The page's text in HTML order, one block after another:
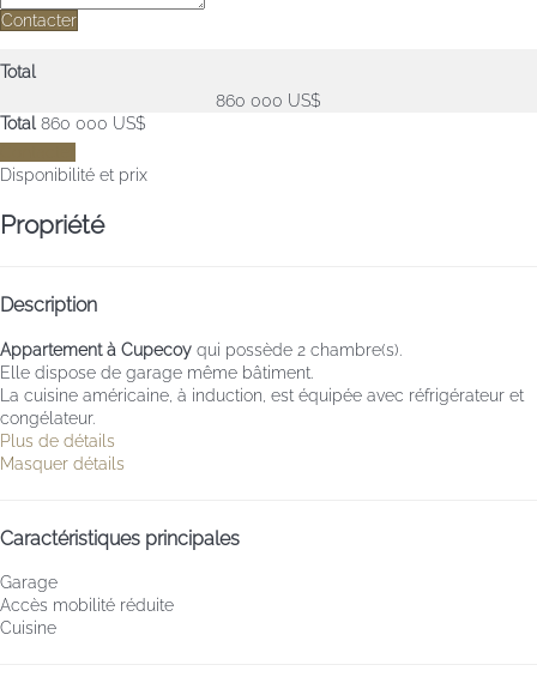
Contacter
Total
860 000 US$
Total 860 000 US$
Disponibilité et prix
Propriété
Description
Appartement à Cupecoy qui possède 2 chambre(s).
Elle dispose de garage même bâtiment.
La cuisine américaine, à induction, est équipée avec réfrigérateur et
congélateur.
Plus de détails
Masquer détails
Caractéristiques principales
Garage
Accès mobilité réduite
Cuisine